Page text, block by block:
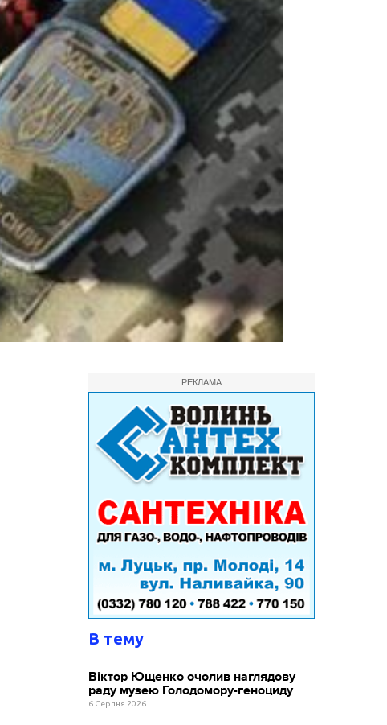
РЕКЛАМА
В тему
Віктор Ющенко очолив наглядову
раду музею Голодомору-геноциду
6 Серпня 2026